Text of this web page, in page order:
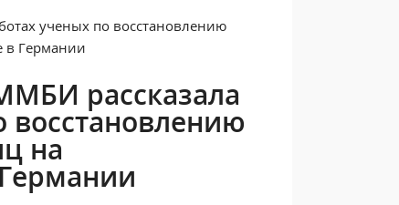
ученых по восстановлению
в Германии
рассказала
восстановлению
на